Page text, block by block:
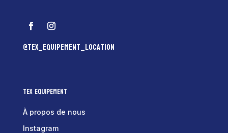
@tex_equipement_location
Tex Equipement
À propos de nous
Instagram